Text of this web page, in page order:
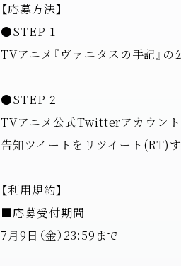
【応募方法】
●STEP 1
TVアニメ『ヴァニタスの手記』
●STEP 2
TVアニメ公式Twitterアカウント
告知ツイートをリツイート(RT)
【利用規約】
■応募受付期間
7月9日（金）23:59まで